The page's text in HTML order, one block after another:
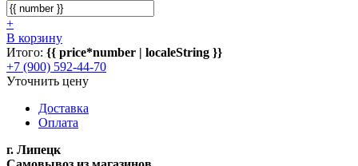
+
В корзину
Итого: {{ price*number | localeString }}
+7 (900) 592-44-70
Уточнить цену
Доставка
Оплата
г. Липецк